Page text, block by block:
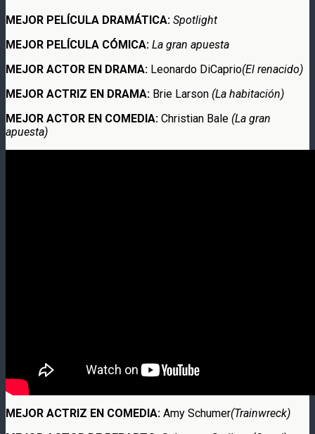
MEJOR PELÍCULA DRAMÁTICA: Spotlight
MEJOR PELÍCULA CÓMICA: La gran apuesta
MEJOR ACTOR EN DRAMA: Leonardo DiCaprio(El renacido)
MEJOR ACTRIZ EN DRAMA: Brie Larson (La habitación)
MEJOR ACTOR EN COMEDIA: Christian Bale (La gran
apuesta)
MEJOR ACTRIZ EN COMEDIA: Amy Schumer(Trainwreck)